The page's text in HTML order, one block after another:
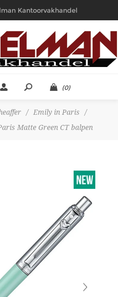
Kantoorvakhandel
(0)
/ Emily in Paris
/
Matte Green CT balpen